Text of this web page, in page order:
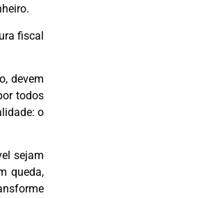
fiscal
devem
todos
o
sejam
queda,